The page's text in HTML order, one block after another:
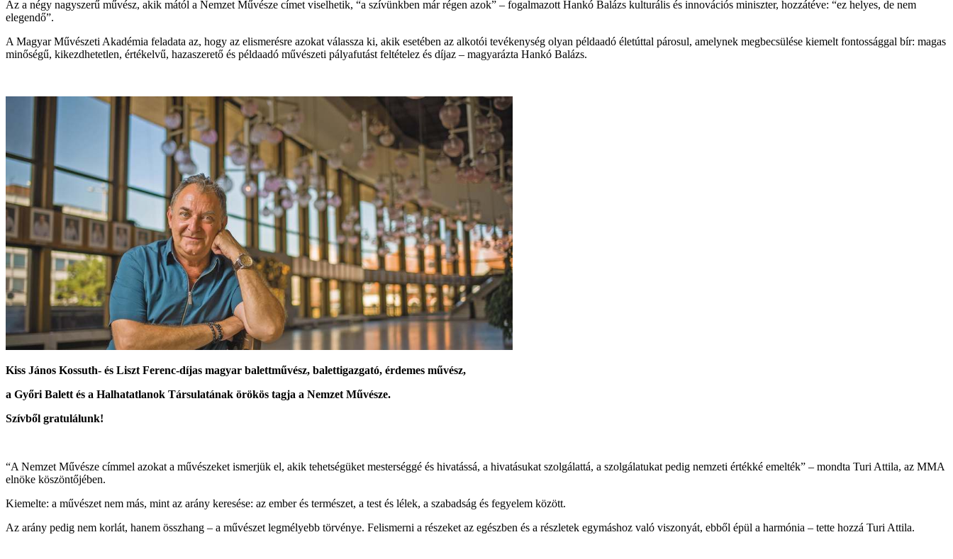
Az a négy nagyszerű művész, akik mától a Nemzet Művésze címet viselhetik, “a szívünkben már régen azok” – fogalmazott Hankó Balázs kulturális és innovációs miniszter, hozzátéve: “ez helyes, de nem
elegendő”.
A Magyar Művészeti Akadémia feladata az, hogy az elismerésre azokat válassza ki, akik esetében az alkotói tevékenység olyan példaadó életúttal párosul, amelynek megbecsülése kiemelt fontossággal bír: magas
minőségű, kikezdhetetlen, értékelvű, hazaszerető és példaadó művészeti pályafutást feltételez és díjaz – magyarázta Hankó Balázs.
Kiss János Kossuth- és Liszt Ferenc-díjas magyar balettművész, balettigazgató, érdemes művész,
a Győri Balett és a Halhatatlanok Társulatának örökös tagja a Nemzet Művésze.
Szívből gratulálunk!
“A Nemzet Művésze címmel azokat a művészeket ismerjük el, akik tehetségüket mesterséggé és hivatássá, a hivatásukat szolgálattá, a szolgálatukat pedig nemzeti értékké emelték” – mondta Turi Attila, az MMA
elnöke köszöntőjében.
Kiemelte: a művészet nem más, mint az arány keresése: az ember és természet, a test és lélek, a szabadság és fegyelem között.
Az arány pedig nem korlát, hanem összhang – a művészet legmélyebb törvénye. Felismerni a részeket az egészben és a részletek egymáshoz való viszonyát, ebből épül a harmónia – tette hozzá Turi Attila.